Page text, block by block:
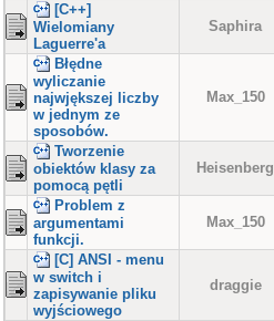
[C++]
Wielomiany
Laguerre'a
Saphira
Błędne
wyliczanie
najwjększej liczby
w jednym ze
sposobów.
Max_150
Tworzenie
obiektów klasy za
pomocą pętli
Heisenberg
Problem z
argumentami
funkcji.
Max_150
[C] ANSI - menu
w switch i
zapisywanie pliku
wyjściowego
draggie